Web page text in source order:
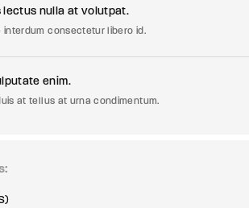
lectus nulla at volutpat.
interdum consectetur libero id.
enim.
at tellus at urna condimentum.